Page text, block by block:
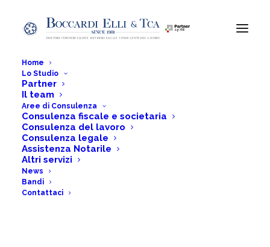
Home
Lo Studio
Partner
Il team
Aree di Consulenza
Consulenza fiscale e societaria
Consulenza del lavoro
Consulenza legale
Assistenza Notarile
Altri servizi
News
Bandi
Contattaci
agevolazioni
Home Posts Tagged "agevolazioni"